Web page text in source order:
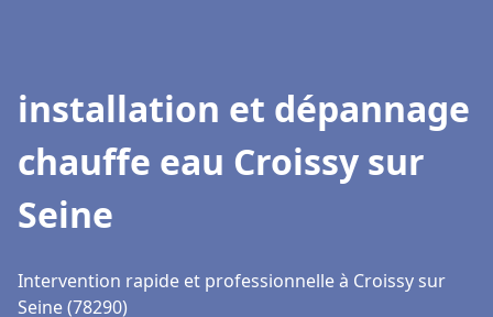
installation et dépannage
chauffe eau Croissy sur
Seine
Intervention rapide et professionnelle à Croissy sur
Seine (78290)